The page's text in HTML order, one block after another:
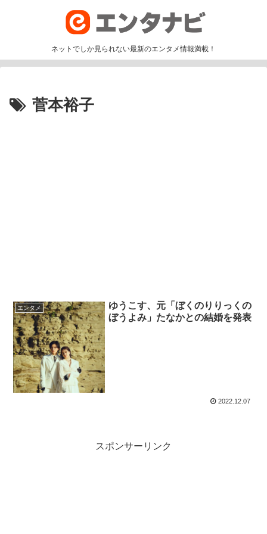
ネットでしか見られない最新のエンタメ情報満載！
菅本裕子
エンタメ
ゆうこす、元「ぼくのりりっくの
ぼうよみ」たなかとの結婚を発表
2022.12.07
スポンサーリンク